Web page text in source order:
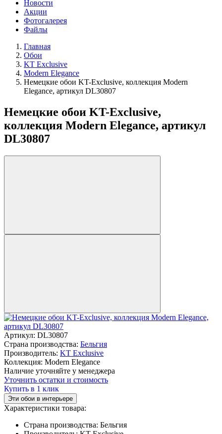
Новости
Акции
Фотогалерея
Файлы
Главная
Обои
KT Exclusive
Modern Elegance
Немецкие обои KT-Exclusive, коллекция Modern
Elegance, артикул DL30807
Немецкие обои KT-Exclusive,
коллекция Modern Elegance, артикул
DL30807
Артикул: DL30807
Страна производства: Бельгия
Производитель: KT Exclusive
Коллекция: Modern Elegance
Наличие уточняйте у менеджера
Уточнить остатки и стоимость
Купить в 1 клик
Эти обои в интерьере
Характеристики товара:
Страна производства: Бельгия